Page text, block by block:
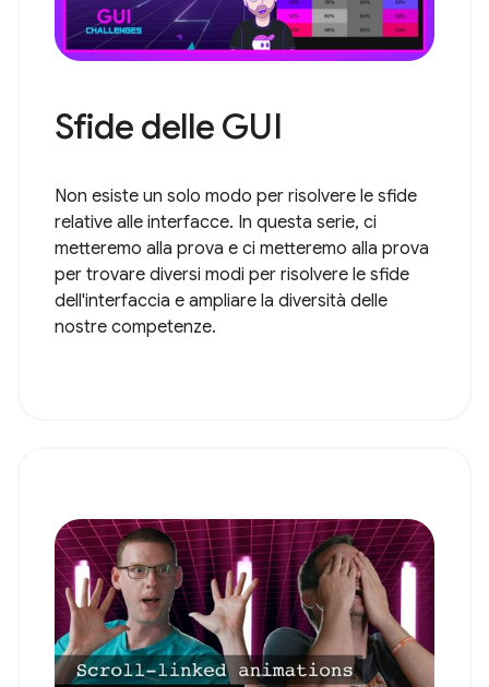
Sfide delle GUI
Non esiste un solo modo per risolvere le sfide
relative alle interfacce. In questa serie, ci
metteremo alla prova e ci metteremo alla prova
per trovare diversi modi per risolvere le sfide
dell'interfaccia e ampliare la diversità delle
nostre competenze.